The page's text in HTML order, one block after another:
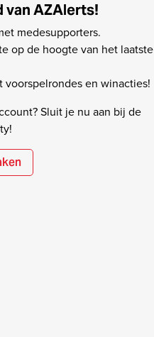
van AZAlerts!
medesupporters.
op de hoogte van het laatste
voorspelrondes en winacties!
Sluit je nu aan bij de